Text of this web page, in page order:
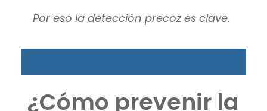
Por eso la detección precoz es clave.
¿Cómo prevenir la